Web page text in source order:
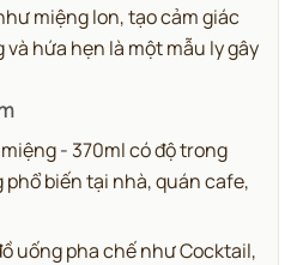
miệng lon, tạo cảm giác
hứa hẹn là một mẫu ly gây
- 370ml có độ trong
biến tại nhà, quán cafe,
uống pha chế như Cocktail,